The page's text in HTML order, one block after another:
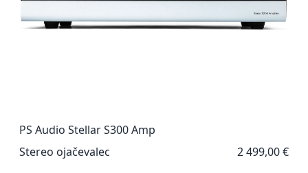
PS Audio Stellar S300 Amp
Stereo ojačevalec
2 499,00 €